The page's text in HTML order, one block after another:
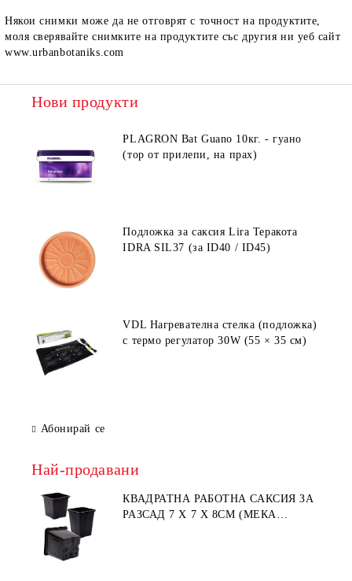
Някои снимки може да не отговрят с точност на продуктите,
моля сверявайте снимките на продуктите със другия ни уеб сайт
www.urbanbotaniks.com
Нови продукти
PLAGRON Bat Guano 10кг. - гуано
(тор от прилепи, на прах)
Подложка за саксия Lira Теракота
IDRA SIL37 (за ID40 / ID45)
VDL Нагревателна стелка (подложка)
с термо регулатор 30W (55 × 35 см)
Абонирай се
Най-продавани
КВАДРАТНА РАБОТНА САКСИЯ ЗА
РАЗСАД 7 X 7 X 8СМ (МЕКА